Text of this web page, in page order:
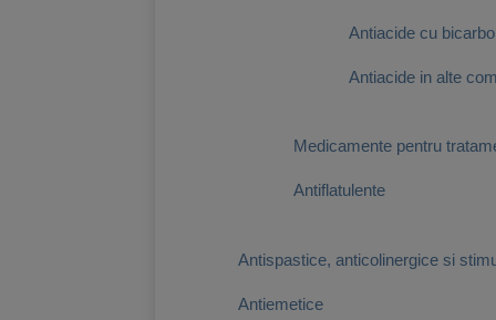
Antiacide cu
Antiacide in alte
Medicamente pentru
Antiflatulente
Antispastice, anticolinergice si
Antiemetice